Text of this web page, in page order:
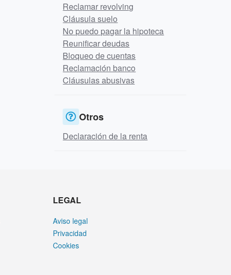
Reclamar revolving
Cláusula suelo
No puedo pagar la hipoteca
Reunificar deudas
Bloqueo de cuentas
Reclamación banco
Cláusulas abusivas
Otros
Declaración de la renta
LEGAL
Aviso legal
Privacidad
Cookies